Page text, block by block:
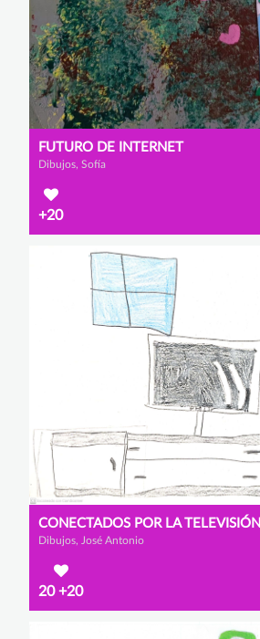
FUTURO DE INTERNET
Dibujos, Sofía
+20
CONECTADOS POR LA TELEVISIÓN
Dibujos, José Antonio
20+20